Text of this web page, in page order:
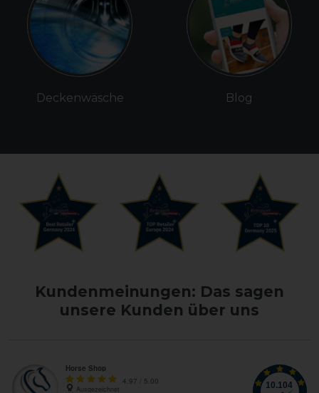
Deckenwäsche Blog
Kundenmeinungen: Das sagen
unsere Kunden über uns